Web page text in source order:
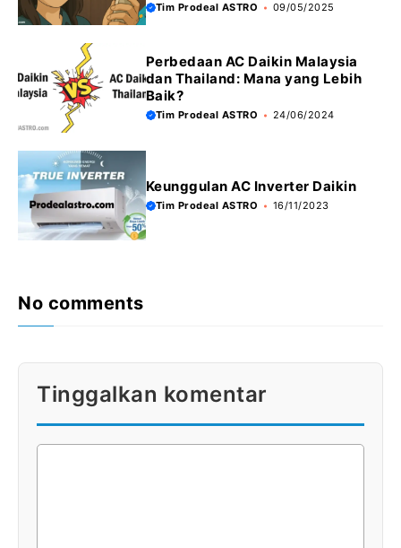
Tim Prodeal ASTRO 09/05/2025
Perbedaan AC Daikin Malaysia
dan Thailand: Mana yang Lebih
Baik?
Tim Prodeal ASTRO 24/06/2024
Keunggulan AC Inverter Daikin
Tim Prodeal ASTRO 16/11/2023
No comments
Tinggalkan komentar